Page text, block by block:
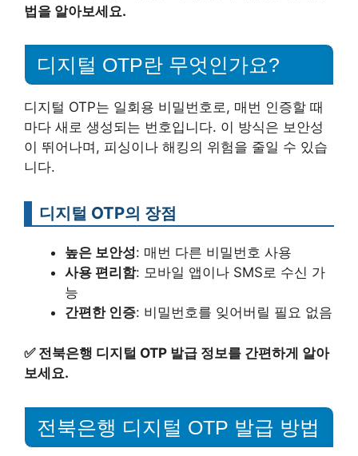
법을 알아보세요.
디지털 OTP란 무엇인가요?
디지털 OTP는 일회용 비밀번호로, 매번 인증할 때
마다 새로 생성되는 번호입니다. 이 방식은 보안성
이 뛰어나며, 피싱이나 해킹의 위험을 줄일 수 있습
니다.
디지털 OTP의 장점
높은 보안성: 매번 다른 비밀번호 사용
사용 편리함: 모바일 앱이나 SMS로 수신 가
능
간편한 인증: 비밀번호를 잊어버릴 필요 없음
✅ 전북은행 디지털 OTP 발급 정보를 간편하게 알아
보세요.
전북은행 디지털 OTP 발급 방법